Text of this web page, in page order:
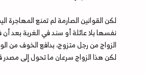
لكن القوانين الصارمة لم تمنع المهاجرة
نفسها بلا عائلة أو سند في الغربة بعد
الزواج من رجل متزوج، بدافع الخوف من
لكن هذا الزواج سرعان ما تحول إلى مصدر